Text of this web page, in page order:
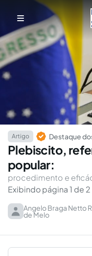
Artigo
Destaque
Plebiscito,
popular:
procedimento e
Exibindo página 1 de 2
Angelo Braga Netto
de Melo